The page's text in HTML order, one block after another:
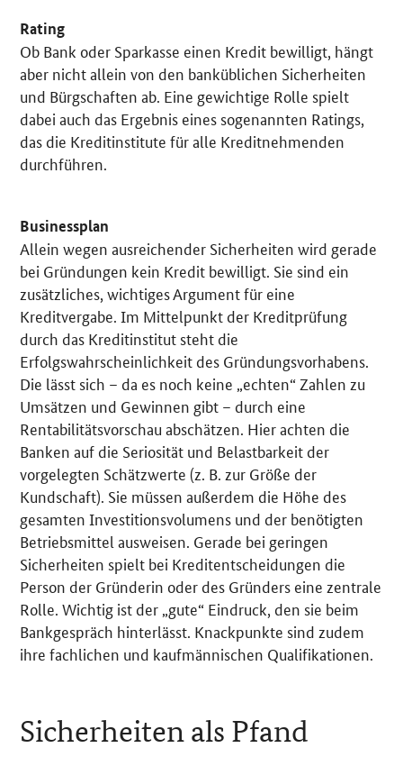
Rating
Ob Bank oder Sparkasse einen Kredit bewilligt, hängt
aber nicht allein von den banküblichen Sicherheiten
und Bürgschaften ab. Eine gewichtige Rolle spielt
dabei auch das Ergebnis eines sogenannten Ratings,
das die Kreditinstitute für alle Kreditnehmenden
durchführen.
Businessplan
Allein wegen ausreichender Sicherheiten wird gerade
bei Gründungen kein Kredit bewilligt. Sie sind ein
zusätzliches, wichtiges Argument für eine
Kreditvergabe. Im Mittelpunkt der Kreditprüfung
durch das Kreditinstitut steht die
Erfolgswahrscheinlichkeit des Gründungsvorhabens.
Die lässt sich – da es noch keine „echten“ Zahlen zu
Umsätzen und Gewinnen gibt – durch eine
Rentabilitätsvorschau abschätzen. Hier achten die
Banken auf die Seriosität und Belastbarkeit der
vorgelegten Schätzwerte (z. B. zur Größe der
Kundschaft). Sie müssen außerdem die Höhe des
gesamten Investitionsvolumens und der benötigten
Betriebsmittel ausweisen. Gerade bei geringen
Sicherheiten spielt bei Kreditentscheidungen die
Person der Gründerin oder des Gründers eine zentrale
Rolle. Wichtig ist der „gute“ Eindruck, den sie beim
Bankgespräch hinterlässt. Knackpunkte sind zudem
ihre fachlichen und kaufmännischen Qualifikationen.
Sicherheiten als Pfand